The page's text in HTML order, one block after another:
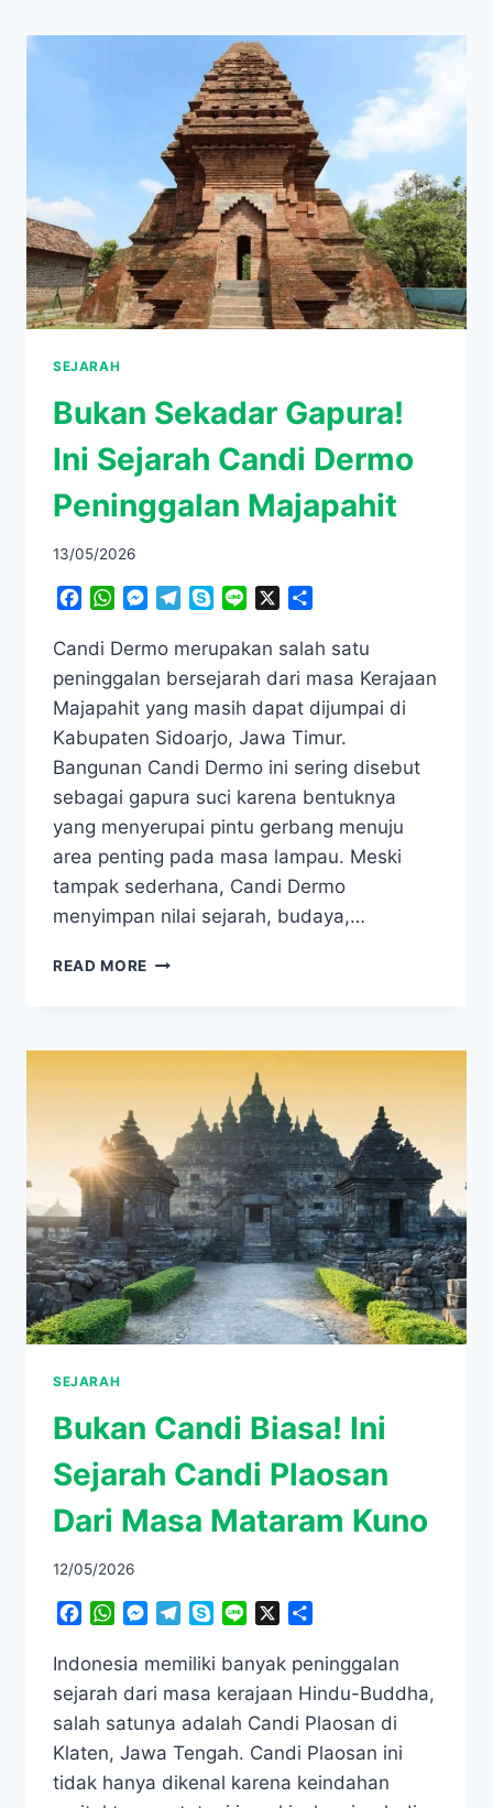
PENINGGALAN
MISTERIUS
DINASTI
SANJAYA
SEJARAH
Bukan Sekadar Gapura!
Ini Sejarah Candi Dermo
Peninggalan Majapahit
13/05/2026
Facebook
WhatsApp
Messenger
TelegramSkypeLine
Candi Dermo merupakan salah satu
peninggalan bersejarah dari masa Kerajaan
Majapahit yang masih dapat dijumpai di
Kabupaten Sidoarjo, Jawa Timur.
Bangunan Candi Dermo ini sering disebut
sebagai gapura suci karena bentuknya
yang menyerupai pintu gerbang menuju
area penting pada masa lampau. Meski
tampak sederhana, Candi Dermo
menyimpan nilai sejarah, budaya,…
READ MORE BUKAN
SEJARAH
PENINGGALAN
MAJAPAHIT
SEJARAH
Bukan Candi Biasa! Ini
Sejarah Candi Plaosan
Dari Masa Mataram Kuno
12/05/2026
Facebook
WhatsApp
Messenger
TelegramSkypeLine
Indonesia memiliki banyak peninggalan
sejarah dari masa kerajaan Hindu-Buddha,
salah satunya adalah Candi Plaosan di
Klaten, Jawa Tengah. Candi Plaosan ini
tidak hanya dikenal karena keindahan